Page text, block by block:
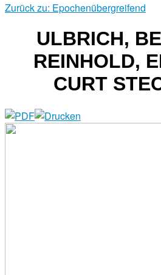
Zurück zu: Epochenübergreifend
ULBRICH,
REINHOLD,
CURT